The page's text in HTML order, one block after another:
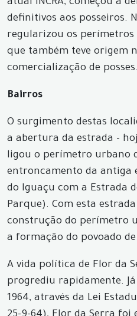
atual INCRA, começou a
definitivos aos posseiros.
regularizou os perímetros
que também teve origem
comercialização de posses.
Bairros
O surgimento destas
a abertura da estrada -
ligou o perímetro urbano
entroncamento da antiga
do Iguaçu com a Estrada
Parque). Com esta
construção do perímetro
a formação do povoado
A vida política de Flor da
progrediu rapidamente.
1964, através da Lei